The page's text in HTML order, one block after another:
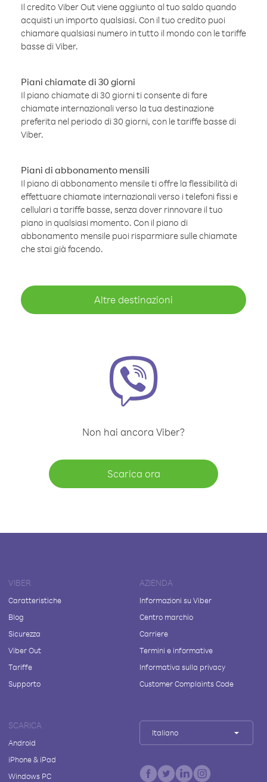
Il credito Viber Out viene aggiunto al tuo saldo quando
acquisti un importo qualsiasi. Con il tuo credito puoi
chiamare qualsiasi numero in tutto il mondo con le tariffe
basse di Viber.
Piani chiamate di 30 giorni
Il piano chiamate di 30 giorni ti consente di fare
chiamate internazionali verso la tua destinazione
preferita nel periodo di 30 giorni, con le tariffe basse di
Viber.
Piani di abbonamento mensili
Il piano di abbonamento mensile ti offre la flessibilità di
effettuare chiamate internazionali verso i telefoni fissi e
cellulari a tariffe basse, senza dover rinnovare il tuo
piano in qualsiasi momento. Con il piano di
abbonamento mensile puoi risparmiare sulle chiamate
che stai già facendo.
Altre destinazioni
Non hai ancora Viber?
Scarica ora
VIBER
Caratteristiche
Blog
Sicurezza
Viber Out
Tariffe
Supporto
AZIENDA
Informazioni su Viber
Centro marchio
Carriere
Termini e informative
Informativa sulla privacy
Customer Complaints Code
SCARICA
Android
iPhone & iPad
Windows PC
Italiano